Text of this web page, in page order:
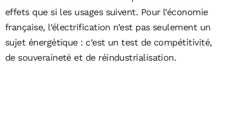
effets que si les usages suivent. Pour l’économie
française, l’électrification n’est pas seulement un
sujet énergétique : c’est un test de compétitivité,
de souveraineté et de réindustrialisation.